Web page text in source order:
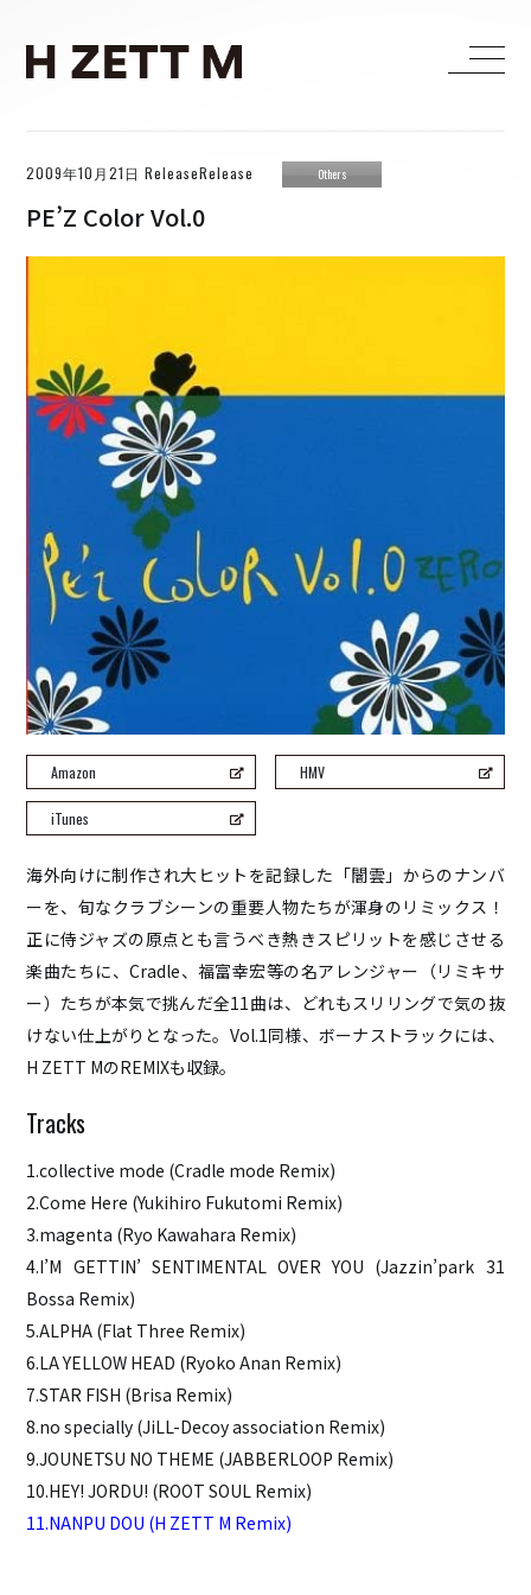
HOME
LIVE
MEDIA
DISCOGRAPHY
CONTACT
H ZETTRIO
H ZETT M
ROCO
ray.(光)
五条院凌
Rainboy
NEMOTROUBOLTER
BimBamBoom
Kent Kakitsubata
PE’Z
suzumoku
COOL DRIVE
pe’zmoku
MONSTER TAI-RIKU
HOME
ACCESS
CONTACT
2009年10月21日 ReleaseRelease Others
PE’Z Color Vol.0
海外向けに制作され大ヒットを記録した「闇雲」からのナンバ
ーを、旬なクラブシーンの重要人物たちが渾身のリミックス！
正に侍ジャズの原点とも言うべき熱きスピリットを感じさせる
楽曲たちに、Cradle、福富幸宏等の名アレンジャー（リミキサ
ー）たちが本気で挑んだ全11曲は、どれもスリリングで気の抜
けない仕上がりとなった。Vol.1同様、ボーナストラックには、
H ZETT MのREMIXも収録。
1.collective mode (Cradle mode Remix)
2.Come Here (Yukihiro Fukutomi Remix)
3.magenta (Ryo Kawahara Remix)
4.I’M GETTIN’ SENTIMENTAL OVER YOU (Jazzin’park 31
Bossa Remix)
5.ALPHA (Flat Three Remix)
6.LA YELLOW HEAD (Ryoko Anan Remix)
7.STAR FISH (Brisa Remix)
8.no specially (JiLL-Decoy association Remix)
9.JOUNETSU NO THEME (JABBERLOOP Remix)
10.HEY! JORDU! (ROOT SOUL Remix)
11.NANPU DOU (H ZETT M Remix)
Amazon HMV
iTunes